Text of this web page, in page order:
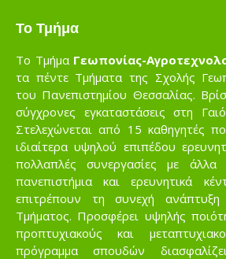
Το Τμήμα
Το Τμήμα Γεωπονίας-
τα πέντε Τμήματα της Σχολής
του Πανεπιστημίου Θεσσαλίας.
σύγχρονες εγκαταστάσεις στη
Στελεχώνεται από 15 καθηγητές
ιδιαίτερα υψηλού επιπέδου
πολλαπλές συνεργασίες με άλλα
πανεπιστήμια και ερευνητικά
επιτρέπουν τη συνεχή
Τμήματος. Προσφέρει υψηλής
προπτυχιακούς και
πρόγραμμα σπουδών